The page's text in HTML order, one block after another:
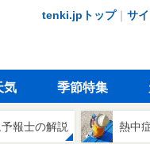
tenki.jpトップ｜ サ
気 季節特集
報士の解説 熱中